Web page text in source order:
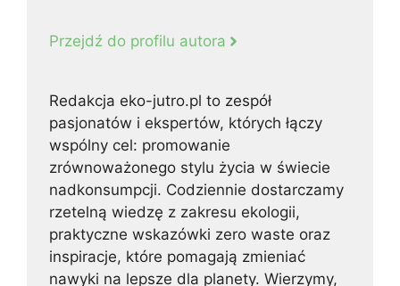
Przejdź do profilu autora
Redakcja eko-jutro.pl to zespół
pasjonatów i ekspertów, których łączy
wspólny cel: promowanie
zrównoważonego stylu życia w świecie
nadkonsumpcji. Codziennie dostarczamy
rzetelną wiedzę z zakresu ekologii,
praktyczne wskazówki zero waste oraz
inspiracje, które pomagają zmieniać
nawyki na lepsze dla planety. Wierzymy,